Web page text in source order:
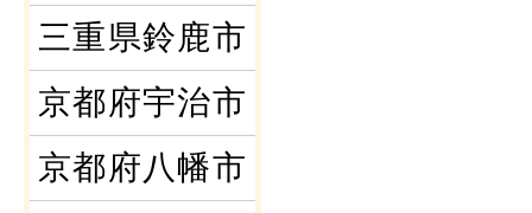
三重県鈴鹿市
京都府宇治市
京都府八幡市